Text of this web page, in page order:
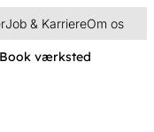
Job & KarriereOm os
Book værksted